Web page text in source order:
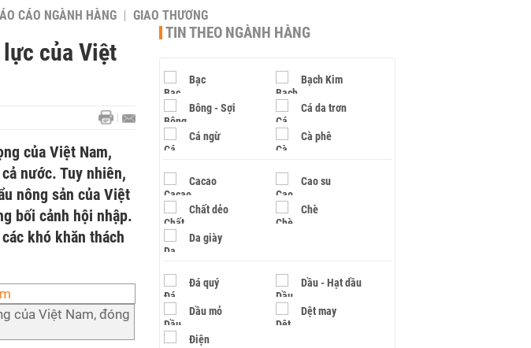
CÁO NGÀNH HÀNG GIAO THƯƠNG
của Việt
của Việt Nam,
nước. Tuy nhiên,
nông sản của Việt
bối cảnh hội nhập.
khó khăn thách
của Việt Nam, đóng
TIN THEO NGÀNH HÀNG
Bạc Bạch Kim
Bông - Sợi Cá da trơn
Cá ngừ Cà phê
Cacao Cao su
Chất dẻo Chè
Da giày
Đá quý Dầu - Hạt dầu
Dầu mỏ Dệt may
Điện